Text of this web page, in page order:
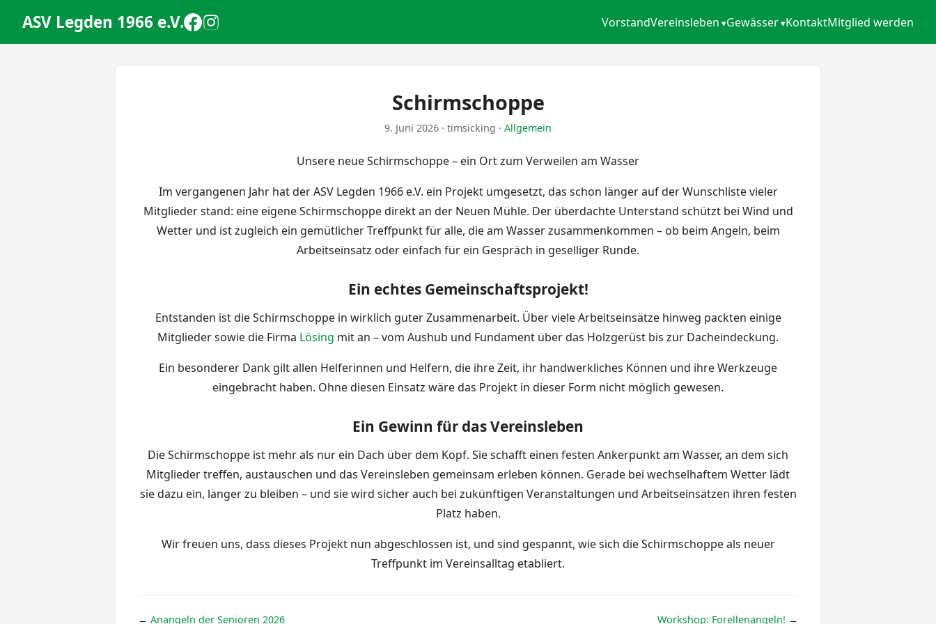
ASV Legden 1966 e.V. VorstandVereinsleben Gewässer KontaktMitglied werden
Schirmschoppe
9. Juni 2026 · timsicking · Allgemein
Unsere neue Schirmschoppe – ein Ort zum Verweilen am Wasser
Im vergangenen Jahr hat der ASV Legden 1966 e.V. ein Projekt umgesetzt, das schon länger auf der Wunschliste vieler
Mitglieder stand: eine eigene Schirmschoppe direkt an der Neuen Mühle. Der überdachte Unterstand schützt bei Wind und
Wetter und ist zugleich ein gemütlicher Treffpunkt für alle, die am Wasser zusammenkommen – ob beim Angeln, beim
Arbeitseinsatz oder einfach für ein Gespräch in geselliger Runde.
Ein echtes Gemeinschaftsprojekt!
Entstanden ist die Schirmschoppe in wirklich guter Zusammenarbeit. Über viele Arbeitseinsätze hinweg packten einige
Mitglieder sowie die Firma Lösing mit an – vom Aushub und Fundament über das Holzgerüst bis zur Dacheindeckung.
Ein besonderer Dank gilt allen Helferinnen und Helfern, die ihre Zeit, ihr handwerkliches Können und ihre Werkzeuge
eingebracht haben. Ohne diesen Einsatz wäre das Projekt in dieser Form nicht möglich gewesen.
Ein Gewinn für das Vereinsleben
Die Schirmschoppe ist mehr als nur ein Dach über dem Kopf. Sie schafft einen festen Ankerpunkt am Wasser, an dem sich
Mitglieder treffen, austauschen und das Vereinsleben gemeinsam erleben können. Gerade bei wechselhaftem Wetter lädt
sie dazu ein, länger zu bleiben – und sie wird sicher auch bei zukünftigen Veranstaltungen und Arbeitseinsätzen ihren festen
Platz haben.
Wir freuen uns, dass dieses Projekt nun abgeschlossen ist, und sind gespannt, wie sich die Schirmschoppe als neuer
Treffpunkt im Vereinsalltag etabliert.
←Anangeln der Senioren 2026 Workshop: Forellenangeln! →